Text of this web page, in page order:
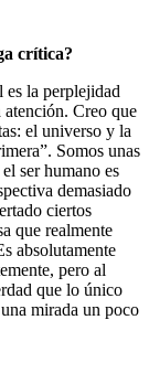
crítica?
es la perplejidad
atención. Creo que
el universo y la
Somos unas
ser humano es
demasiado
ciertos
que realmente
absolutamente
pero al
que lo único
mirada un poco